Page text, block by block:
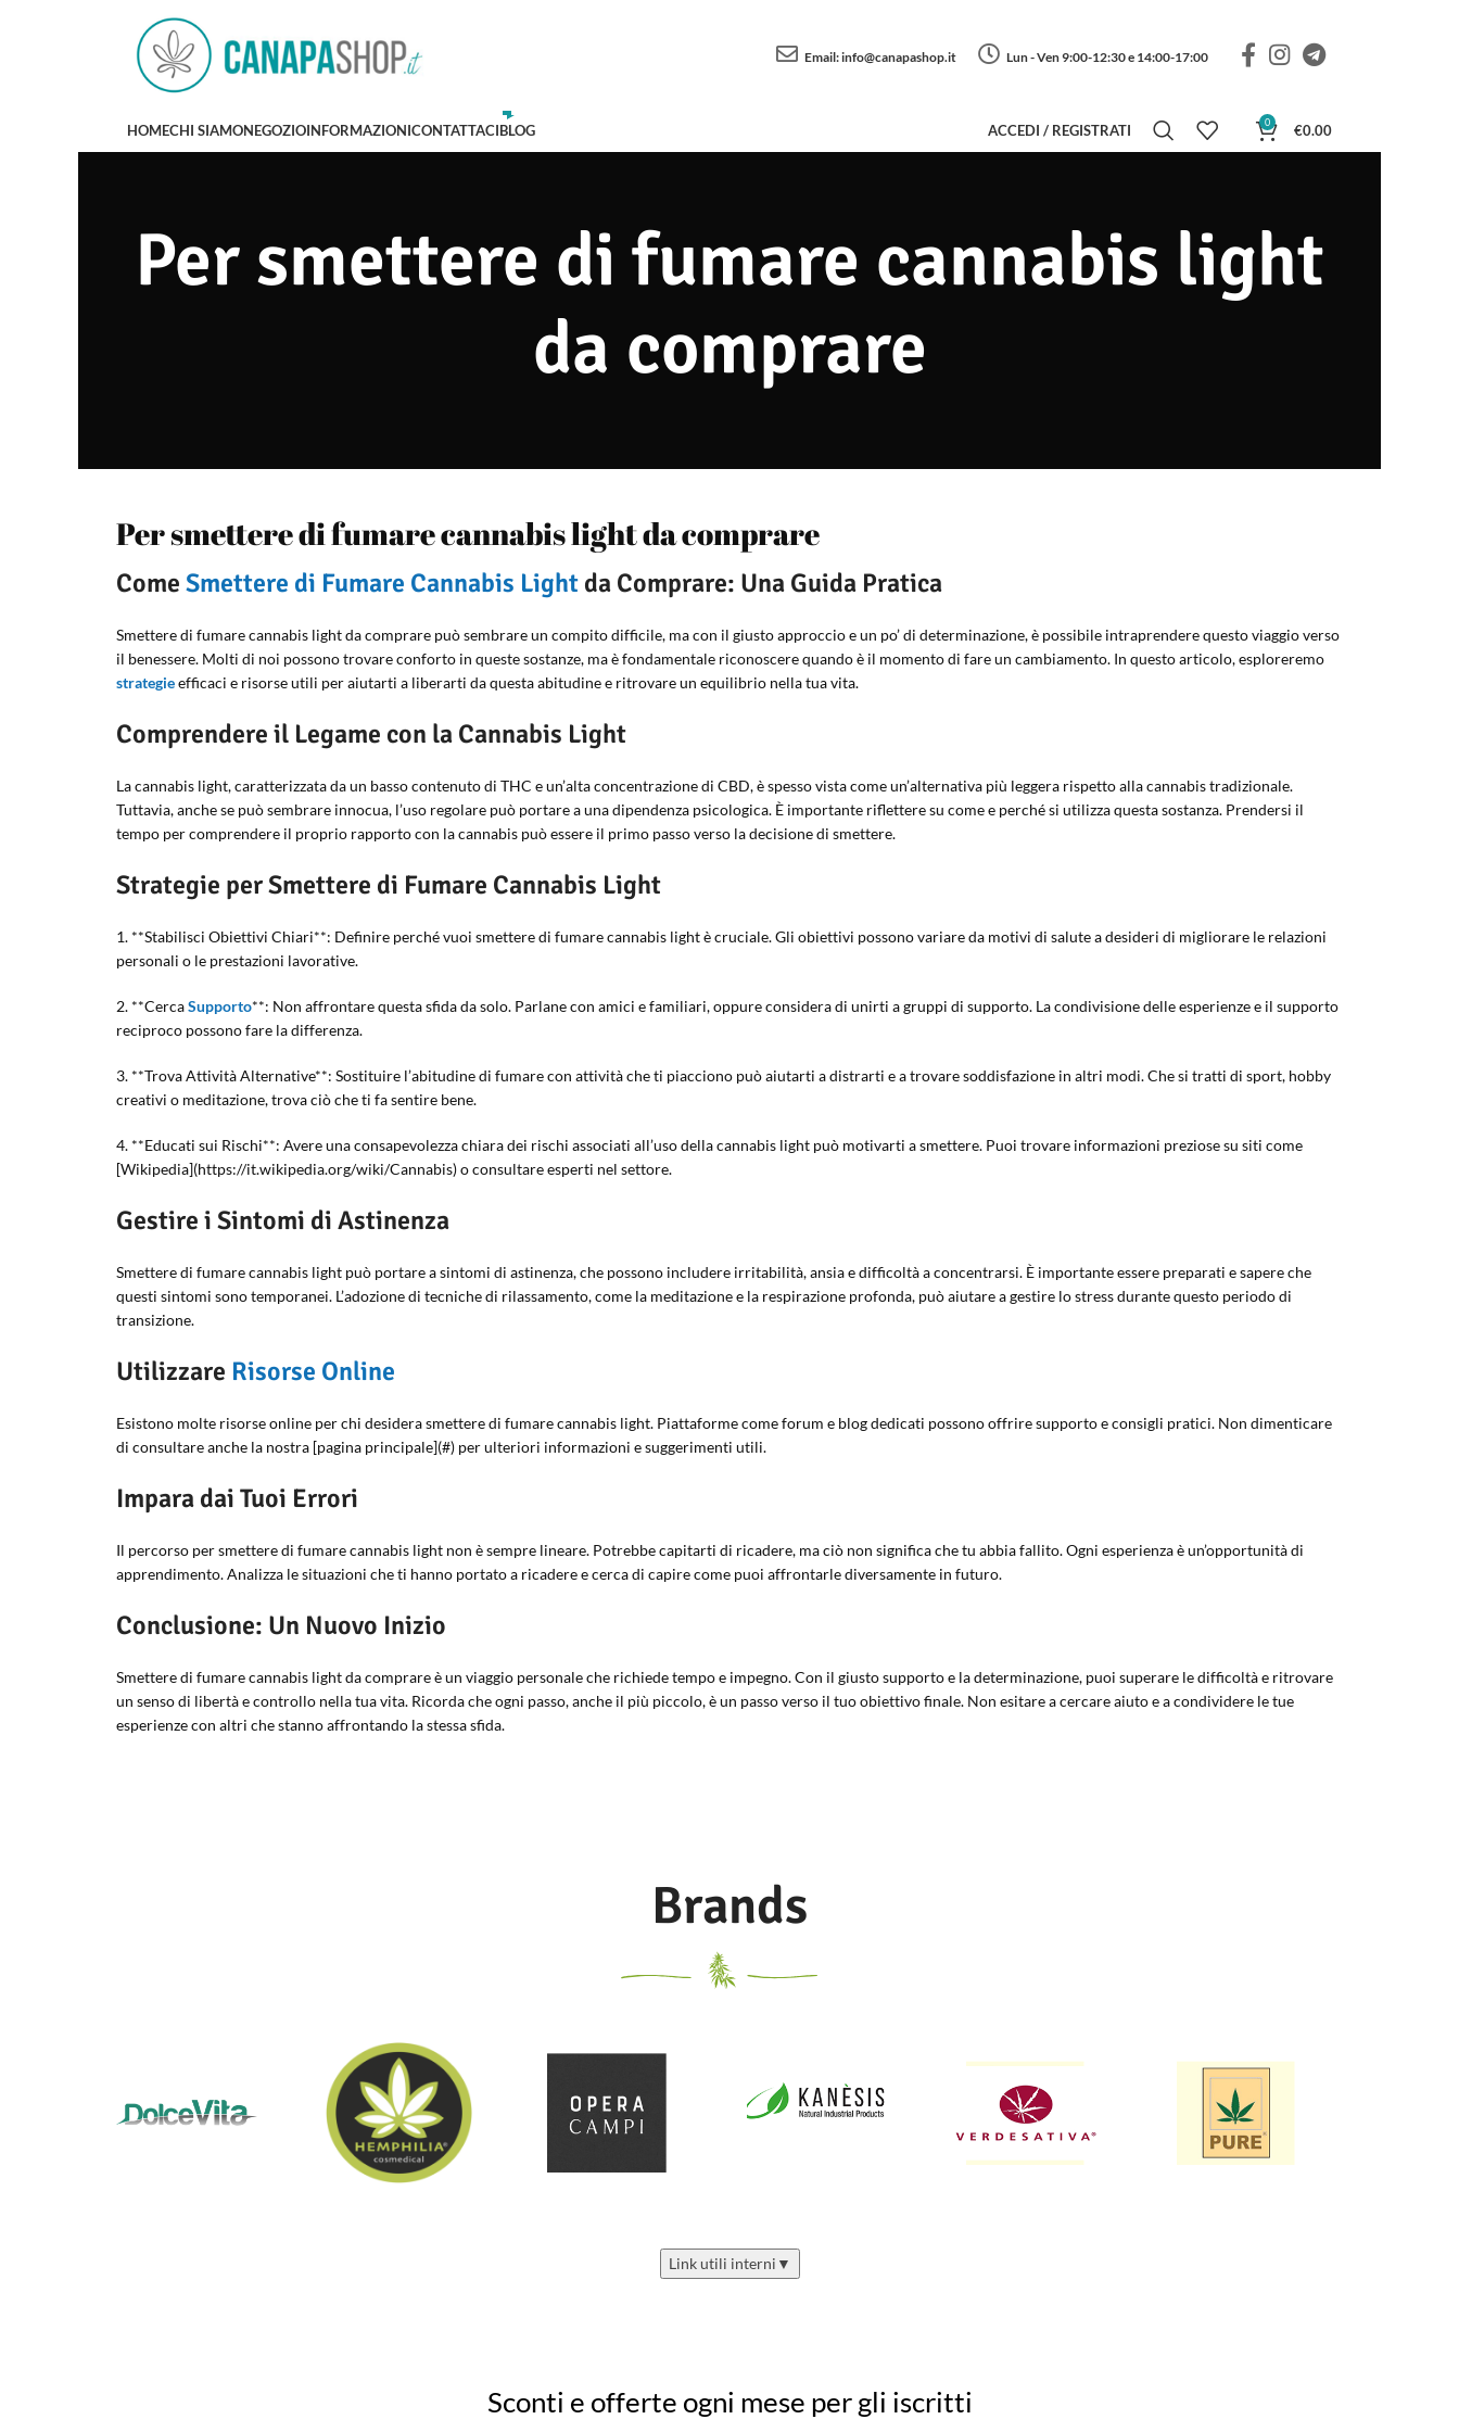
Email:info@canapashop.it Lun - Ven 9:00-12:30 e 14:00-17:00
HOMECHI SIAMONEGOZIOINFORMAZIONICONTATTACIBLOG ACCEDI / REGISTRATI 0 €0.00
Per smettere di fumare cannabis light
da comprare
Per smettere di fumare cannabis light da comprare
Come Smettere di Fumare Cannabis Light da Comprare: Una Guida Pratica
Smettere di fumare cannabis light da comprare può sembrare un compito difficile, ma con il giusto approccio e un po’ di determinazione, è possibile intraprendere questo viaggio verso
il benessere. Molti di noi possono trovare conforto in queste sostanze, ma è fondamentale riconoscere quando è il momento di fare un cambiamento. In questo articolo, esploreremo
strategieefficaci e risorse utili per aiutarti a liberarti da questa abitudine e ritrovare un equilibrio nella tua vita.
Comprendere il Legame con la Cannabis Light
La cannabis light, caratterizzata da un basso contenuto di THC e un’alta concentrazione di CBD, è spesso vista come un’alternativa più leggera rispetto alla cannabis tradizionale.
Tuttavia, anche se può sembrare innocua, l’uso regolare può portare a una dipendenza psicologica. È importante riflettere su come e perché si utilizza questa sostanza. Prendersi il
tempo per comprendere il proprio rapporto con la cannabis può essere il primo passo verso la decisione di smettere.
Strategie per Smettere di Fumare Cannabis Light
1. **Stabilisci Obiettivi Chiari**: Definire perché vuoi smettere di fumare cannabis light è cruciale. Gli obiettivi possono variare da motivi di salute a desideri di migliorare le relazioni
personali o le prestazioni lavorative.
2. **CercaSupporto**: Non affrontare questa sfida da solo. Parlane con amici e familiari, oppure considera di unirti a gruppi di supporto. La condivisione delle esperienze e il supporto
reciproco possono fare la differenza.
3. **Trova Attività Alternative**: Sostituire l’abitudine di fumare con attività che ti piacciono può aiutarti a distrarti e a trovare soddisfazione in altri modi. Che si tratti di sport, hobby
creativi o meditazione, trova ciò che ti fa sentire bene.
4. **Educati sui Rischi**: Avere una consapevolezza chiara dei rischi associati all’uso della cannabis light può motivarti a smettere. Puoi trovare informazioni preziose su siti come
[Wikipedia](https://it.wikipedia.org/wiki/Cannabis) o consultare esperti nel settore.
Gestire i Sintomi di Astinenza
Smettere di fumare cannabis light può portare a sintomi di astinenza, che possono includere irritabilità, ansia e difficoltà a concentrarsi. È importante essere preparati e sapere che
questi sintomi sono temporanei. L’adozione di tecniche di rilassamento, come la meditazione e la respirazione profonda, può aiutare a gestire lo stress durante questo periodo di
transizione.
Utilizzare Risorse Online
Esistono molte risorse online per chi desidera smettere di fumare cannabis light. Piattaforme come forum e blog dedicati possono offrire supporto e consigli pratici. Non dimenticare
di consultare anche la nostra [pagina principale](#) per ulteriori informazioni e suggerimenti utili.
Impara dai Tuoi Errori
Il percorso per smettere di fumare cannabis light non è sempre lineare. Potrebbe capitarti di ricadere, ma ciò non significa che tu abbia fallito. Ogni esperienza è un’opportunità di
apprendimento. Analizza le situazioni che ti hanno portato a ricadere e cerca di capire come puoi affrontarle diversamente in futuro.
Conclusione: Un Nuovo Inizio
Smettere di fumare cannabis light da comprare è un viaggio personale che richiede tempo e impegno. Con il giusto supporto e la determinazione, puoi superare le difficoltà e ritrovare
un senso di libertà e controllo nella tua vita. Ricorda che ogni passo, anche il più piccolo, è un passo verso il tuo obiettivo finale. Non esitare a cercare aiuto e a condividere le tue
esperienze con altri che stanno affrontando la stessa sfida.
Brands
Link utili interni ▼
Sconti e offerte ogni mese per gli iscritti